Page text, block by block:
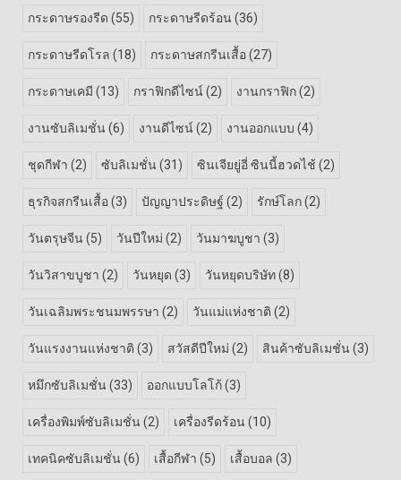
กระดาษรองรีด (55) กระดาษรีดร้อน (36)
กระดาษรีดโรล (18) กระดาษสกรีนเสื้อ(27)
กระดาษเคมี (13) กราฟิกดีไซน์ (2) งานกราฟิก(2)
งานซับลิเมชั่น (6) งานดีไซน์ (2) งานออกแบบ (4)
ชุดกีฬา (2) ซับลิเมชั่น (31) ซินเจียยู่อี่ ซินนี้ฮวดไช้(2)
ธุรกิจสกรีนเสื้อ(3) ปัญญาประดิษฐ์ (2) รักษ์โลก(2)
วันตรุษจีน (5) วันปีใหม่ (2) วันมาฆบูชา (3)
วันวิสาขบูชา (2) วันหยุด (3) วันหยุดบริษัท(8)
วันเฉลิมพระชนมพรรษา (2) วันแม่แห่งชาติ (2)
วันแรงงานแห่งชาติ (3) สวัสดีปีใหม่ (2) สินค้าซับลิเมชั่น (3)
หมึกซับลิเมชั่น (33) ออกแบบโลโก้(3)
เครื่องพิมพ์ซับลิเมชั่น (2) เครื่องรีดร้อน (10)
เทคนิคซับลิเมชั่น (6) เสื้อกีฬา (5) เสื้อบอล (3)